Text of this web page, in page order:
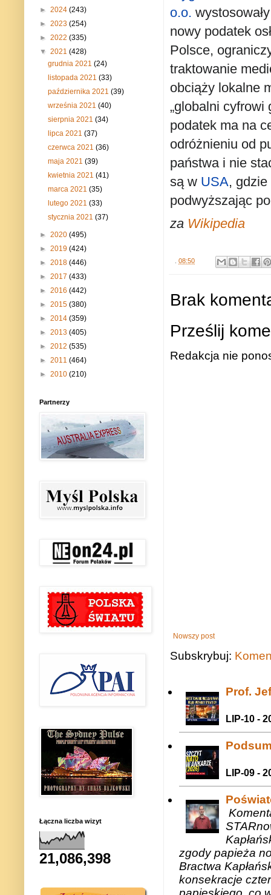
o.o.
nowy podatek
Polsce,
traktowanie
obciąży lokalne
„globalni cyfrowi
podatek ma na
odróżnieniu od
państwa i nie
są w USA,
podwyższając
za Wikipedia
08:50
Brak
Prześlij
Redakcja nie
Nowszy post
Subskrybuj:
Prof.
LIP-10 -
LIP-09 -
zgody papieża
Bractwa
konsekracje
► 2024 (243)
► 2023 (254)
► 2022 (335)
▼ 2021 (428)
grudnia 2021(24)
listopada 2021(33)
października 2021(39)
września 2021(40)
sierpnia 2021(34)
lipca 2021(37)
czerwca 2021(36)
maja 2021(39)
kwietnia 2021(41)
marca 2021(35)
lutego 2021(33)
stycznia 2021(37)
► 2020 (495)
► 2019 (424)
► 2018 (446)
► 2017 (433)
► 2016 (442)
► 2015 (380)
► 2014 (359)
► 2013 (405)
► 2012 (535)
► 2011 (464)
► 2010 (210)
Partnerzy
Łączna liczba wizyt
21,086,398